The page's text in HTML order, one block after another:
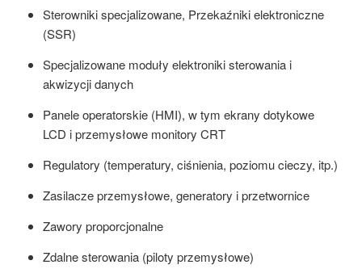
Sterowniki specjalizowane, Przekaźniki elektroniczne
(SSR)
Specjalizowane moduły elektroniki sterowania i
akwizycji danych
Panele operatorskie (HMI), w tym ekrany dotykowe
LCD i przemysłowe monitory CRT
Regulatory (temperatury, ciśnienia, poziomu cieczy, itp.)
Zasilacze przemysłowe, generatory i przetwornice
Zawory proporcjonalne
Zdalne sterowania (piloty przemysłowe)